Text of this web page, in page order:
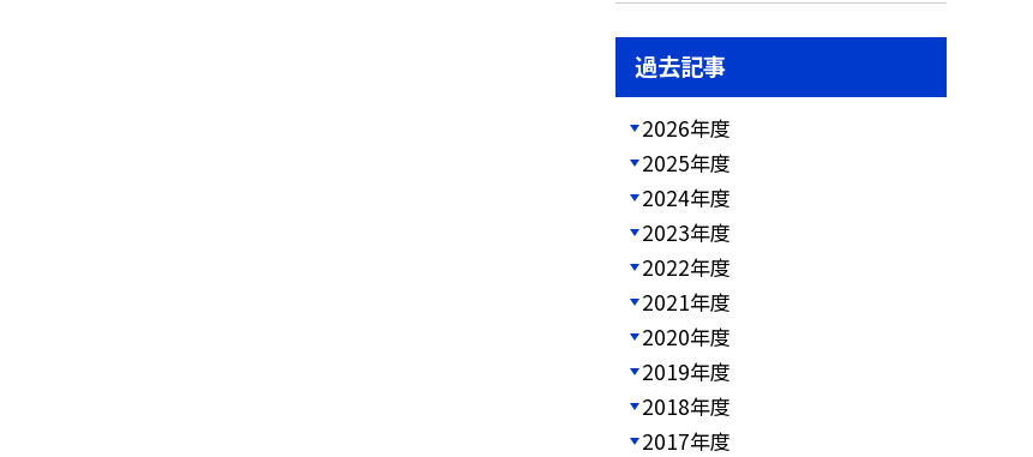
過去記事
2026年度
2025年度
2024年度
2023年度
2022年度
2021年度
2020年度
2019年度
2018年度
2017年度